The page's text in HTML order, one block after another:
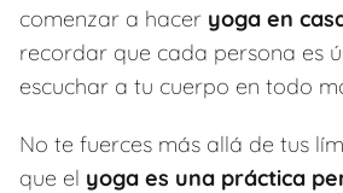
comenzar a hacer yoga en
recordar que cada persona es
escuchar a tu cuerpo en todo
No te fuerces más allá de tus
que el yoga es una práctica